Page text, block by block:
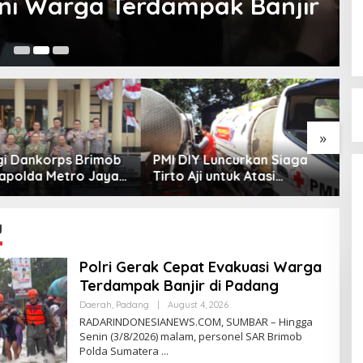
»
Dankorps Brimob
Metro Jaya
Jaya
PMI DIY Luncurkan Siaga
Tirto Aji untuk Atasi
Dampak Kekeringan
Polri Gerak Cepat Evakuasi Warga
Terdampak Banjir di Padang
Daerah, Padang August 4, 2026B
Y
R
A
RADARINDONESIANEWS.COM, SUMBAR – Hingga
Senin (3/8/2026) malam, personel SAR Brimob
Polda Sumatera